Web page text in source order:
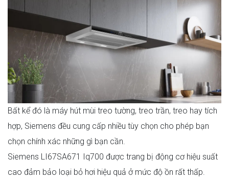
Bất kể đó là máy hút mùi treo tường, treo trần, treo hay tích
hợp, Siemens đều cung cấp nhiều tùy chọn cho phép bạn
chọn chính xác những gì bạn cần.
Siemens LI67SA671 Iq700 được trang bị động cơ hiệu suất
cao đảm bảo loại bỏ hơi hiệu quả ở mức độ ồn rất thấp.